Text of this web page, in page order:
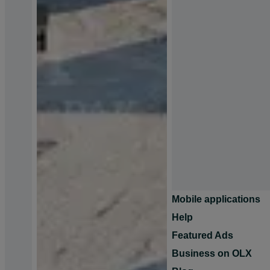
Mobile applications
Help
Featured Ads
Business on OLX